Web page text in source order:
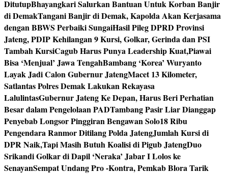
DitutupBhayangkari Salurkan Bantuan Untuk Korban Banjir
di DemakTangani Banjir di Demak, Kapolda Akan Kerjasama
dengan BBWS Perbaiki SungaiHasil Pileg DPRD Provinsi
Jateng, PDIP Kehilangan 9 Kursi, Golkar, Gerinda dan PSI
Tambah KursiCagub Harus Punya Leadership Kuat,Piawai
Bisa ‘Menjual’ Jawa TengahBambang ‘Korea’ Wuryanto
Layak Jadi Calon Gubernur JatengMacet 13 Kilometer,
Satlantas Polres Demak Lakukan Rekayasa
LalulintasGubernur Jateng Ke Depan, Harus Beri Perhatian
Besar dalam Pengelolaan PADTambang Pasir Liar Dianggap
Penyebab Longsor Pinggiran Bengawan Solo18 Ribu
Pengendara Ranmor Ditilang Polda JatengJumlah Kursi di
DPR Naik,Tapi Masih Butuh Koalisi di Pigub JatengDuo
Srikandi Golkar di Dapil ‘Neraka’ Jabar I Lolos ke
SenayanSempat Undang Pro -Kontra, Pemkab Blora Tarik